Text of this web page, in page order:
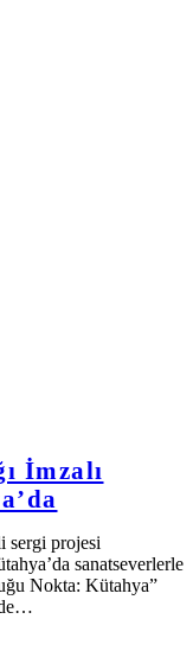
İmzalı
sergi projesi
sanatseverlerle
Nokta: Kütahya”